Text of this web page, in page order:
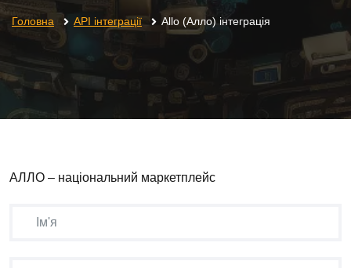
Головна API інтеграції Allo (Алло) інтеграція
АЛЛО – національний маркетплейс